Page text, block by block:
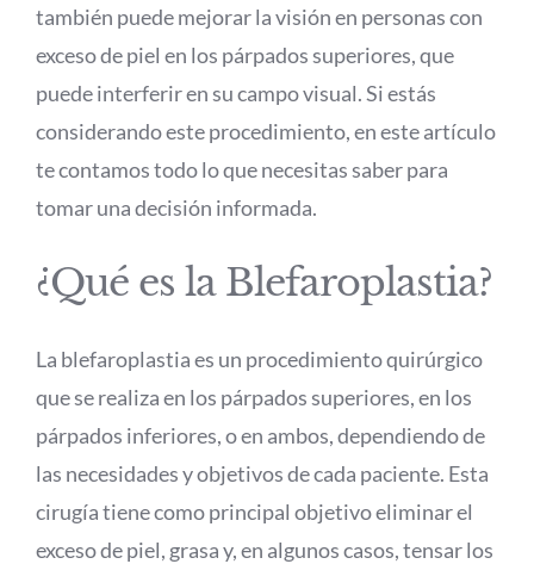
también puede mejorar la visión en personas con
exceso de piel en los párpados superiores, que
puede interferir en su campo visual. Si estás
considerando este procedimiento, en este artículo
te contamos todo lo que necesitas saber para
tomar una decisión informada.
¿Qué es la Blefaroplastia?
La blefaroplastia es un procedimiento quirúrgico
que se realiza en los párpados superiores, en los
párpados inferiores, o en ambos, dependiendo de
las necesidades y objetivos de cada paciente. Esta
cirugía tiene como principal objetivo eliminar el
exceso de piel, grasa y, en algunos casos, tensar los